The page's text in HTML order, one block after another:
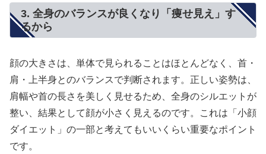
3. 全身のバランスが良くなり「痩せ見え」す
るから
顔の大きさは、単体で見られることはほとんどなく、首・
肩・上半身とのバランスで判断されます。正しい姿勢は、
肩幅や首の長さを美しく見せるため、全身のシルエットが
整い、結果として顔が小さく見えるのです。これは「小顔
ダイエット」の一部と考えてもいいくらい重要なポイント
です。